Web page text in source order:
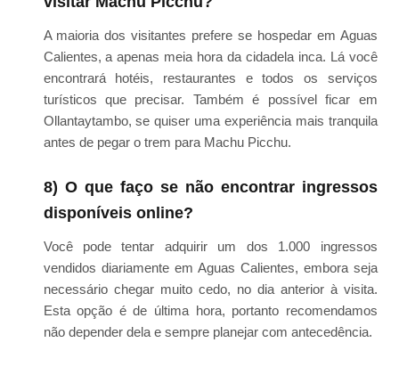
A maioria dos visitantes prefere se hospedar em Aguas
Calientes, a apenas meia hora da cidadela inca. Lá você
encontrará hotéis, restaurantes e todos os serviços
turísticos que precisar. Também é possível ficar em
Ollantaytambo, se quiser uma experiência mais tranquila
antes de pegar o trem para Machu Picchu.
8) O que faço se não encontrar ingressos
disponíveis online?
Você pode tentar adquirir um dos 1.000 ingressos
vendidos diariamente em Aguas Calientes, embora seja
necessário chegar muito cedo, no dia anterior à visita.
Esta opção é de última hora, portanto recomendamos
não depender dela e sempre planejar com antecedência.